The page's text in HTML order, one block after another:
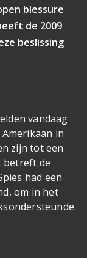
blessure
de 2009
beslissing
vandaag
in
zijn tot een
betreft de
had een
om in het